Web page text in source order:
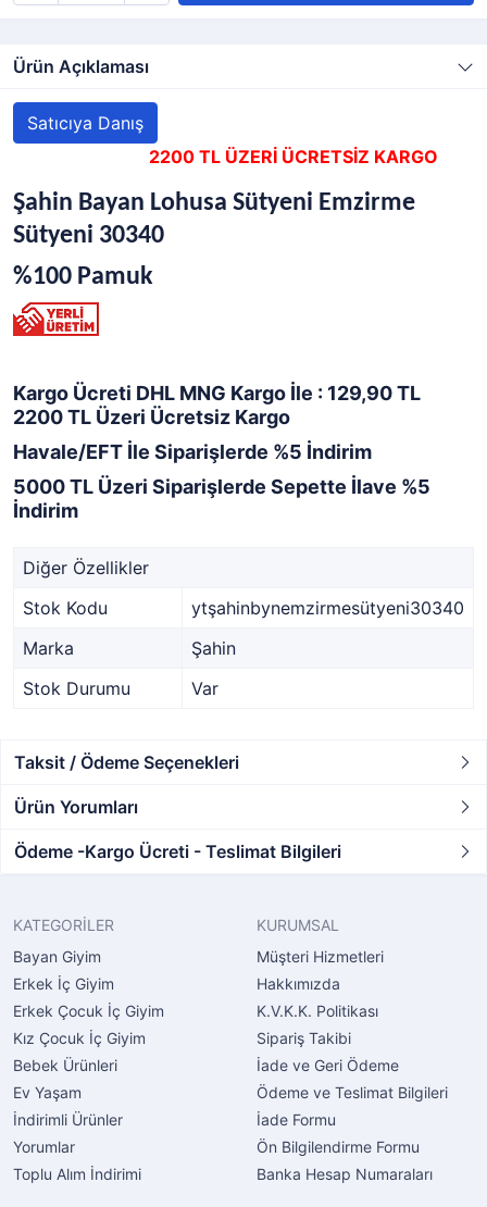
Ürün Açıklaması
Satıcıya Danış
2200 TL ÜZERİ ÜCRETSİZ KARGO
Şahin Bayan Lohusa Sütyeni Emzirme
Sütyeni 30340
%100 Pamuk
Kargo Ücreti DHL MNG Kargo İle : 129,90 TL
2200 TL Üzeri Ücretsiz Kargo
Havale/EFT İle Siparişlerde %5 İndirim
5000 TL Üzeri Siparişlerde Sepette İlave %5
İndirim
Diğer Özellikler
Stok Kodu
ytşahinbynemzirmesütyeni30340
Marka
Şahin
Stok Durumu
Var
Taksit / Ödeme Seçenekleri
Ürün Yorumları
Ödeme -Kargo Ücreti - Teslimat Bilgileri
KATEGORİLER
Bayan Giyim
Erkek İç Giyim
Erkek Çocuk İç Giyim
Kız Çocuk İç Giyim
Bebek Ürünleri
Ev Yaşam
İndirimli Ürünler
Yorumlar
Toplu Alım İndirimi
KURUMSAL
Müşteri Hizmetleri
Hakkımızda
K.V.K.K. Politikası
Sipariş Takibi
İade ve Geri Ödeme
Ödeme ve Teslimat Bilgileri
İade Formu
Ön Bilgilendirme Formu
Banka Hesap Numaraları